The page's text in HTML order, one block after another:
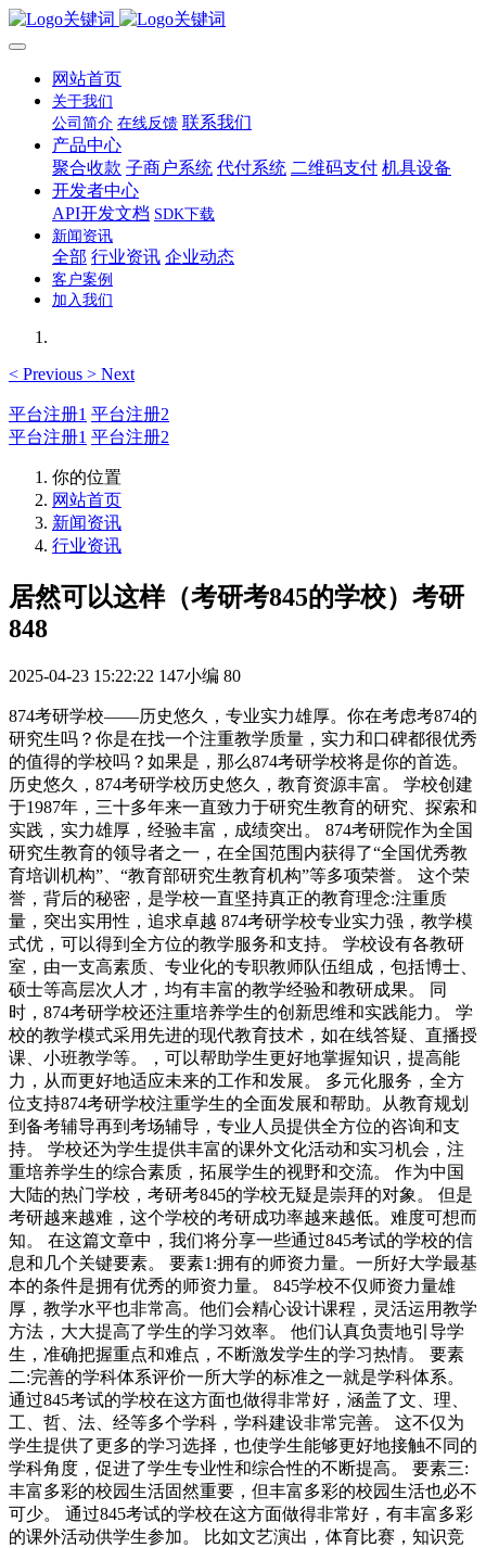
网站首页
关于我们
公司简介 在线反馈 联系我们
产品中心
聚合收款 子商户系统 代付系统 二维码支付 机具设备
开发者中心
API开发文档 SDK下载
新闻资讯
全部 行业资讯 企业动态
客户案例
加入我们
< Previous > Next
平台注册1 平台注册2
平台注册1 平台注册2
你的位置
网站首页
新闻资讯
行业资讯
居然可以这样（考研考845的学校）考研
848
2025-04-23 15:22:22 147小编 80
874考研学校——历史悠久，专业实力雄厚。你在考虑考874的
研究生吗？你是在找一个注重教学质量，实力和口碑都很优秀
的值得的学校吗？如果是，那么874考研学校将是你的首选。
历史悠久，874考研学校历史悠久，教育资源丰富。 学校创建
于1987年，三十多年来一直致力于研究生教育的研究、探索和
实践，实力雄厚，经验丰富，成绩突出。 874考研院作为全国
研究生教育的领导者之一，在全国范围内获得了“全国优秀教
育培训机构”、“教育部研究生教育机构”等多项荣誉。 这个荣
誉，背后的秘密，是学校一直坚持真正的教育理念:注重质
量，突出实用性，追求卓越 874考研学校专业实力强，教学模
式优，可以得到全方位的教学服务和支持。 学校设有各教研
室，由一支高素质、专业化的专职教师队伍组成，包括博士、
硕士等高层次人才，均有丰富的教学经验和教研成果。 同
时，874考研学校还注重培养学生的创新思维和实践能力。 学
校的教学模式采用先进的现代教育技术，如在线答疑、直播授
课、小班教学等。，可以帮助学生更好地掌握知识，提高能
力，从而更好地适应未来的工作和发展。 多元化服务，全方
位支持874考研学校注重学生的全面发展和帮助。从教育规划
到备考辅导再到考场辅导，专业人员提供全方位的咨询和支
持。 学校还为学生提供丰富的课外文化活动和实习机会，注
重培养学生的综合素质，拓展学生的视野和交流。 作为中国
大陆的热门学校，考研考845的学校无疑是崇拜的对象。 但是
考研越来越难，这个学校的考研成功率越来越低。难度可想而
知。 在这篇文章中，我们将分享一些通过845考试的学校的信
息和几个关键要素。 要素1:拥有的师资力量。一所好大学最基
本的条件是拥有优秀的师资力量。 845学校不仅师资力量雄
厚，教学水平也非常高。他们会精心设计课程，灵活运用教学
方法，大大提高了学生的学习效率。 他们认真负责地引导学
生，准确把握重点和难点，不断激发学生的学习热情。 要素
二:完善的学科体系评价一所大学的标准之一就是学科体系。
通过845考试的学校在这方面也做得非常好，涵盖了文、理、
工、哲、法、经等多个学科，学科建设非常完善。 这不仅为
学生提供了更多的学习选择，也使学生能够更好地接触不同的
学科角度，促进了学生专业性和综合性的不断提高。 要素三:
丰富多彩的校园生活固然重要，但丰富多彩的校园生活也必不
可少。 通过845考试的学校在这方面做得非常好，有丰富多彩
的课外活动供学生参加。 比如文艺演出，体育比赛，知识竞